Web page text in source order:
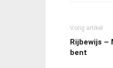
Vorig artikel
Rijbewijs –
bent